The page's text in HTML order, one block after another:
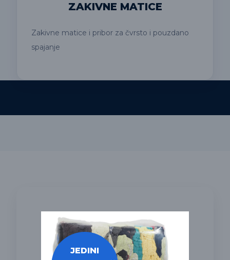
ZAKIVNE MATICE
Zakivne matice i pribor za čvrsto i pouzdano
spajanje
JEDINI